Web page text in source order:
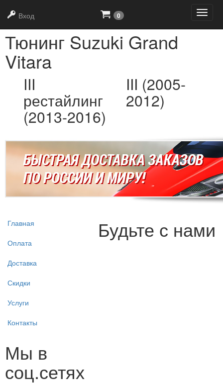
Вход 0
Тюнинг Suzuki Grand
Vitara
III
рестайлинг
(2013-2016)
III (2005-
2012)
Главная
Оплата
Доставка
Скидки
Услуги
Контакты
Мы в
соц.сетях
Будьте с нами